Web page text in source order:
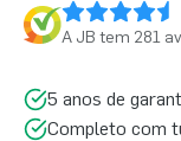
A JB tem 281
5 anos de
Completo com